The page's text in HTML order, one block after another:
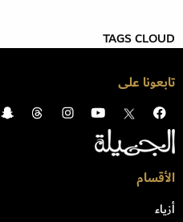
TAGS CLOUD
تابعونا على
الأقسام
أزياء